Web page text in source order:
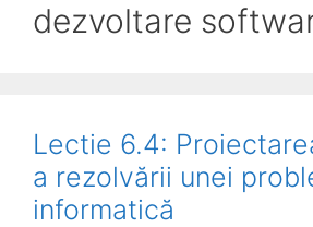
dezvoltare
Lectie 6.4:
a rezolvării unei
informatică